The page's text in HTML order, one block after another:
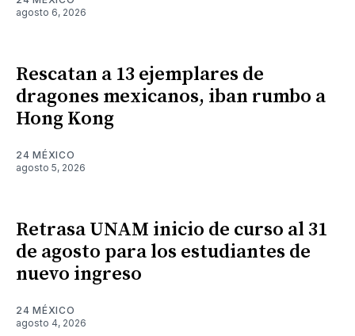
agosto 6, 2026
Rescatan a 13 ejemplares de
dragones mexicanos, iban rumbo a
Hong Kong
24 MÉXICO
agosto 5, 2026
Retrasa UNAM inicio de curso al 31
de agosto para los estudiantes de
nuevo ingreso
24 MÉXICO
agosto 4, 2026